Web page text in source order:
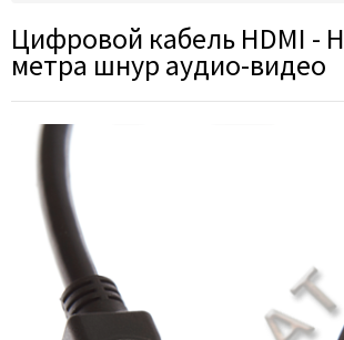
Цифровой кабель HDMI -
метра шнур аудио-видео